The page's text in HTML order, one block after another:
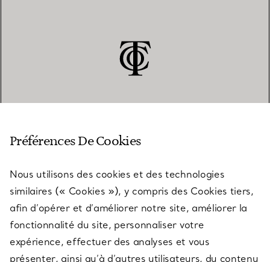
SERVICES
À PROPOS
Préférences De Cookies
Nous utilisons des cookies et des technologies
similaires (« Cookies »), y compris des Cookies tiers,
afin d’opérer et d’améliorer notre site, améliorer la
fonctionnalité du site, personnaliser votre
expérience, effectuer des analyses et vous
présenter, ainsi qu’à d’autres utilisateurs, du contenu